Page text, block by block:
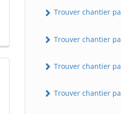
Trouver chantier
Trouver chantier
Trouver chantier
Trouver chantier